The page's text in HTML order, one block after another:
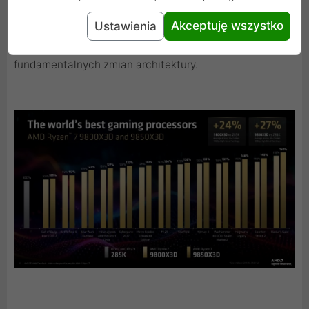
procent na korzyść nowszego modelu - wynik ten
wynika głównie z wyższego taktowania trybu Boost (do
fundamentalnych zmian architektury.
Ustawienia Akceptuję wszystko